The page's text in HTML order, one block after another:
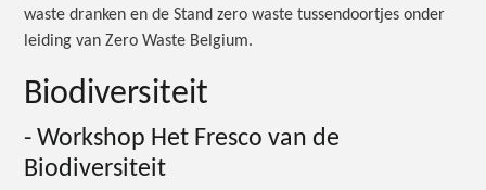
waste dranken en de Stand zero waste tussendoortjes onder
leiding van Zero Waste Belgium.
Biodiversiteit
- Workshop Het Fresco van de
Biodiversiteit